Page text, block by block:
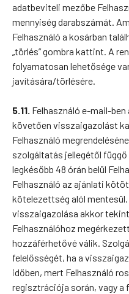
adatbeviteli mezőbe
mennyiség darabszámát.
Felhasználó a kosárban
„törlés” gombra kattint. A
folyamatosan lehetősége
javítására/törlésére.
5.11. Felhasználó e-mail-
követően visszaigazolást
Felhasználó
szolgáltatás jellegétől
legkésőbb 48 órán belül
Felhasználó az ajánlati
kötelezettség alól mentesül.
visszaigazolása akkor
Felhasználóhoz
hozzáférhetővé válik.
felelősségét, ha a
időben, mert Felhasználó
regisztrációja során, vagy